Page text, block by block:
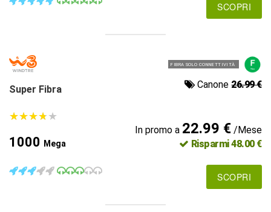
SCOPRI
FIBRA SOLO CONNETTIVITÀ
Super Fibra Canone26.99 €
★★★★★
★★★★★
1000 Mega
In promo a 22.99 €/Mese
Risparmi 48.00 €
SCOPRI